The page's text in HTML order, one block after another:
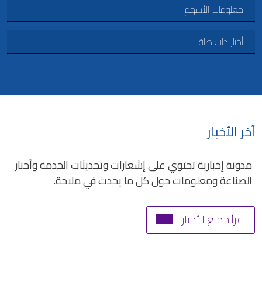
معلومات الأسهم
أخبار ذات صلة
آخر الأخبار
مدونة إخبارية تحتوي على إشعارات وتحديثات الخدمة وأخبار
الصناعة ومعلومات حول كل ما يحدث في ملاحة.
اقرأ جميع الأخبار